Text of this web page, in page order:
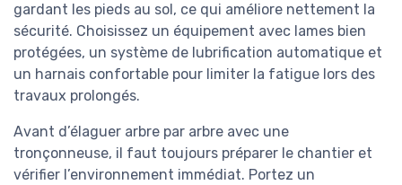
gardant les pieds au sol, ce qui améliore nettement la
sécurité. Choisissez un équipement avec lames bien
protégées, un système de lubrification automatique et
un harnais confortable pour limiter la fatigue lors des
travaux prolongés.
Avant d’élaguer arbre par arbre avec une
tronçonneuse, il faut toujours préparer le chantier et
vérifier l’environnement immédiat. Portez un